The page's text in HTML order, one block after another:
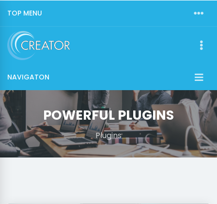
TOP MENU
NAVIGATON
POWERFUL PLUGINS
Plugins